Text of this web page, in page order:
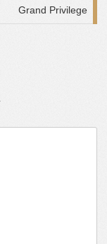
Grand Privilege